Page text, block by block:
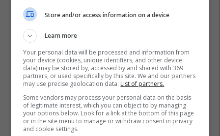
Store and/or access information on a device
Learn more
Your personal data will be processed and information from
your device (cookies, unique identifiers, and other device
data) may be stored by, accessed by and shared with 369
partners, or used specifically by this site. We and our partners
may use precise geolocation data. List of partners.
Some vendors may process your personal data on the basis
of legitimate interest, which you can object to by managing
your options below. Look for a link at the bottom of this page
or in the site menu to manage or withdraw consent in privacy
and cookie settings.